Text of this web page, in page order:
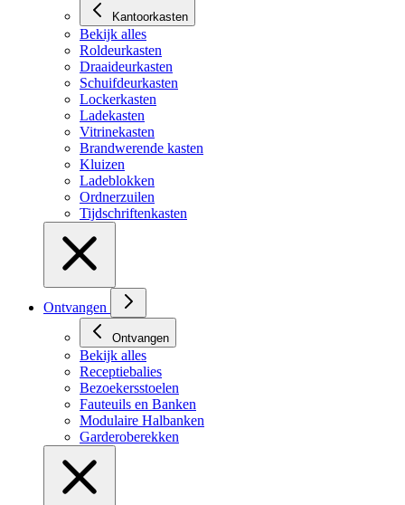
Kantoorkasten
Bekijk alles
Roldeurkasten
Draaideurkasten
Schuifdeurkasten
Lockerkasten
Ladekasten
Vitrinekasten
Brandwerende kasten
Kluizen
Ladeblokken
Ordnerzuilen
Tijdschriftenkasten
Ontvangen
Ontvangen
Bekijk alles
Receptiebalies
Bezoekersstoelen
Fauteuils en Banken
Modulaire Halbanken
Garderoberekken